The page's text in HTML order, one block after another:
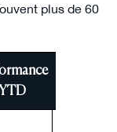
plus de 60
YTD